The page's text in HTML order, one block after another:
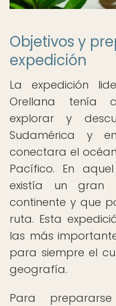
Objetivos y
expedición
La expedición
Orellana tenía
explorar y
Sudamérica y
conectara el
Pacífico. En
existía un gran
continente y que
ruta. Esta
las más
para siempre el
geografía.
Para